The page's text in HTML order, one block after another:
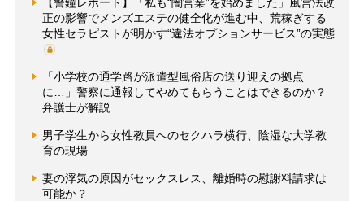
正の影響でメンズエステの健全化が進む中、荒稼ぎする
女性セラピストが明かす“違法オプションサービス”の実態
「小学校の通学路が派遣型風俗店の送り迎えの拠点
に…」警察に通報してやめてもらうことはできるのか？
弁護士が解説
男子学生から女性教員へのセクハラ横行、陰湿な大学教
育の現場
妻の浮気の原因がセックスレス、離婚時の慰謝料請求は
可能か？